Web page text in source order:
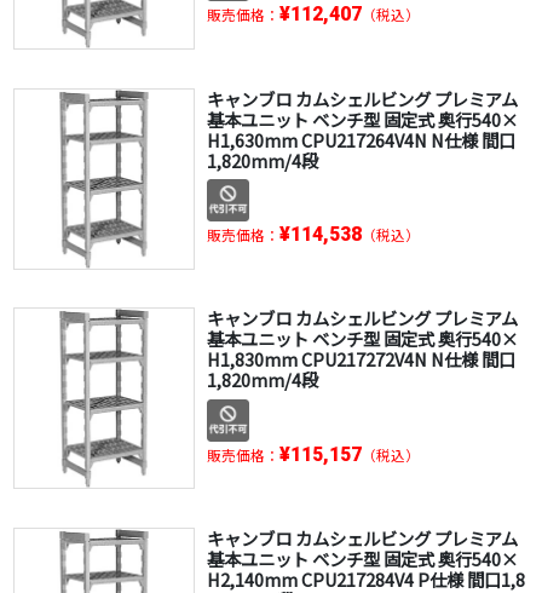
販売価格： ¥112,407（税込）
キャンブロ カムシェルビング プレミアム
基本ユニット ベンチ型 固定式 奥行540×
H1,630mm CPU217264V4N N仕様 間口
1,820mm/4段
販売価格： ¥114,538（税込）
キャンブロ カムシェルビング プレミアム
基本ユニット ベンチ型 固定式 奥行540×
H1,830mm CPU217272V4N N仕様 間口
1,820mm/4段
販売価格： ¥115,157（税込）
キャンブロ カムシェルビング プレミアム
基本ユニット ベンチ型 固定式 奥行540×
H2,140mm CPU217284V4 P仕様 間口1,8